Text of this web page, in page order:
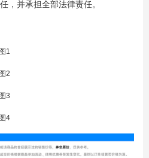
，并承担全部法律责任。